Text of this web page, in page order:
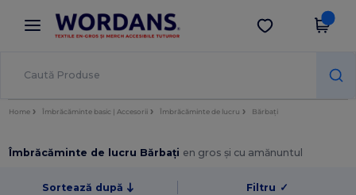
× Aplicația Wordans
Prețuri mai bune în aplicație!
Descarcă app
Home Îmbrăcăminte basic | Accesorii Îmbrăcăminte de lucru Bărbați
Îmbrăcăminte de lucru Bărbați en gros și cu amănuntul
Sortează după Filtru ✓